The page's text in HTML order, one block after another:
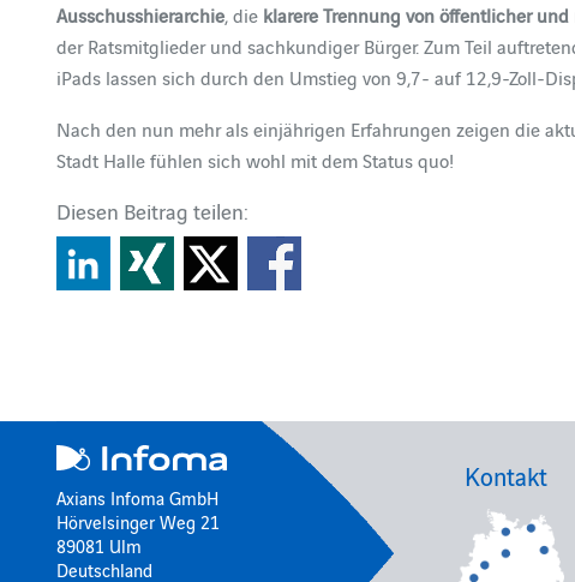
Ausschusshierarchie, die klarere Trennung von öffentlicher
der Ratsmitglieder und sachkundiger Bürger. Zum Teil
iPads lassen sich durch den Umstieg von 9,7- auf 12,9-Zoll-
Nach den nun mehr als einjährigen Erfahrungen zeigen die
Stadt Halle fühlen sich wohl mit dem Status quo!
Diesen Beitrag teilen:
Axians Infoma GmbH
Hörvelsinger Weg 21
89081 Ulm
Deutschland
Kontakt